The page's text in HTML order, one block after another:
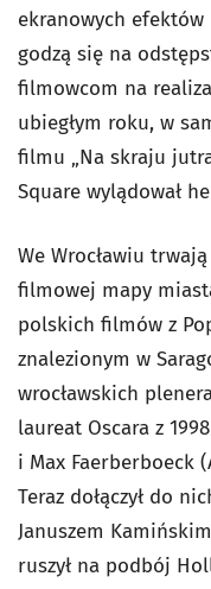
ekranowych
godzą się na
filmowcom na
ubiegłym roku, w
filmu „Na skraju
Square wylądował
We Wrocławiu
filmowej mapy
polskich filmów z
znalezionym w
wrocławskich
laureat Oscara z
i Max Faerberboeck
Teraz dołączył do
Januszem
ruszył na podbój